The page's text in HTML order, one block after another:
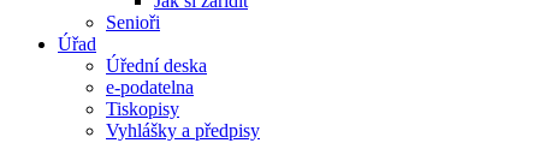
Senioři
Úřad
Úřední deska
e-podatelna
Tiskopisy
Vyhlášky a předpisy